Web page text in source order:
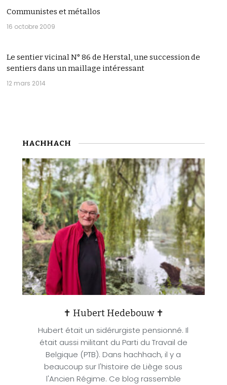
Communistes et métallos
16 octobre 2009
Le sentier vicinal N° 86 de Herstal, une succession de
sentiers dans un maillage intéressant
12 mars 2014
HACHHACH
✝ Hubert Hedebouw ✝
Hubert était un sidérurgiste pensionné. Il
était aussi militant du Parti du Travail de
Belgique (PTB). Dans hachhach, il y a
beaucoup sur l'histoire de Liège sous
l'Ancien Régime. Ce blog rassemble